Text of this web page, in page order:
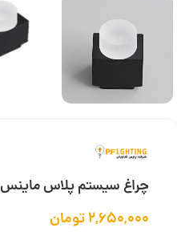
چراغ سیستم پلاس ماینس Elifin arc light 4w
۲,۶۵۰,۰۰۰تومان